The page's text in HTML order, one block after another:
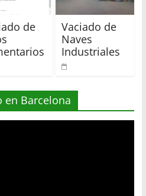
de
Vaciado de
Naves
Industriales
en Barcelona